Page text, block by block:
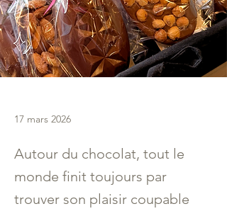
17 mars 2026
Autour du chocolat, tout le
monde finit toujours par
trouver son plaisir coupable